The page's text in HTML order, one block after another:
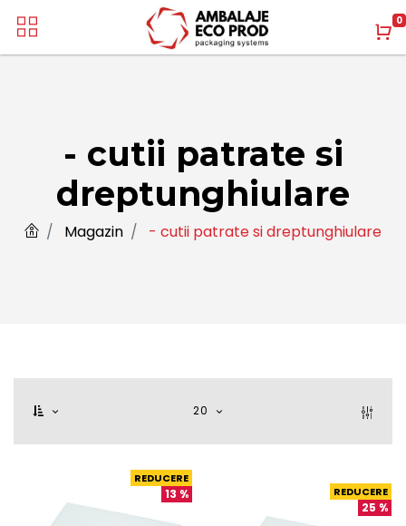
0
- cutii patrate si
dreptunghiulare
Magazin - cutii patrate si dreptunghiulare
20
REDUCERE
13 % REDUCERE
25 %